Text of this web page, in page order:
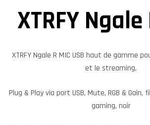
XTRFY Ngale
XTRFY Ngale R MIC USB haut de gamme
et le streaming,
Plug & Play via port USB, Mute, RGB &
gaming, noir